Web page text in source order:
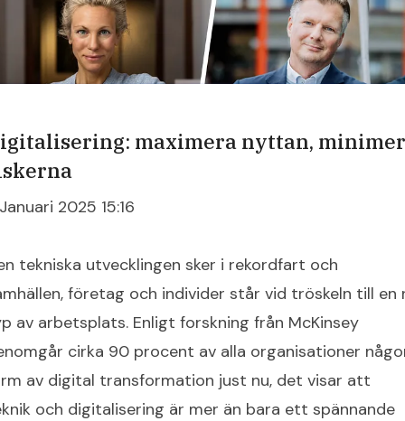
maximera nyttan,
2025 15:16
tekniska utvecklingen sker i rekordfart och
företag och individer står vid tröskeln till en
av arbetsplats. Enligt forskning från McKinsey
cirka 90 procent av alla organisationer
av digital transformation just nu, det visar att
och digitalisering är mer än bara ett spännande